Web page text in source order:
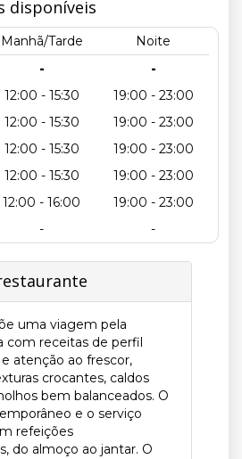
disponíveis
Manhã/Tarde
Noite
-
-
12:00 - 15:30
19:00 - 23:00
12:00 - 15:30
19:00 - 23:00
12:00 - 15:30
19:00 - 23:00
12:00 - 15:30
19:00 - 23:00
12:00 - 16:00
19:00 - 23:00
- -
uma viagem pela
com receitas de perfil
atenção ao frescor,
crocantes, caldos
bem balanceados. O
e o serviço
refeições
do almoço ao jantar. O